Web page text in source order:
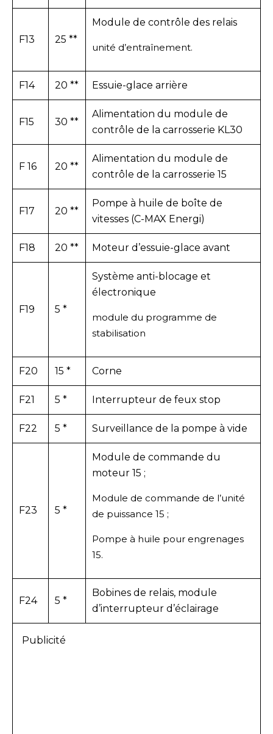
F13 25 **
Module de contrôle des relais
unité d’entraînement.
F14 20 ** Essuie-glace arrière
F15 30 **
Alimentation du module de
contrôle de la carrosserie KL30
F 16 20 **
Alimentation du module de
contrôle de la carrosserie 15
F17 20 **
Pompe à huile de boîte de
vitesses (C-MAX Energi)
F18 20 ** Moteur d’essuie-glace avant
F19 5 *
Système anti-blocage et
électronique
module du programme de
stabilisation
F20 15 * Corne
F21 5 * Interrupteur de feux stop
F22 5 * Surveillance de la pompe à vide
F23 5 *
Module de commande du
moteur 15 ;
Module de commande de l’unité
de puissance 15 ;
Pompe à huile pour engrenages
15.
F24 5 *
Bobines de relais, module
d’interrupteur d’éclairage
Publicité